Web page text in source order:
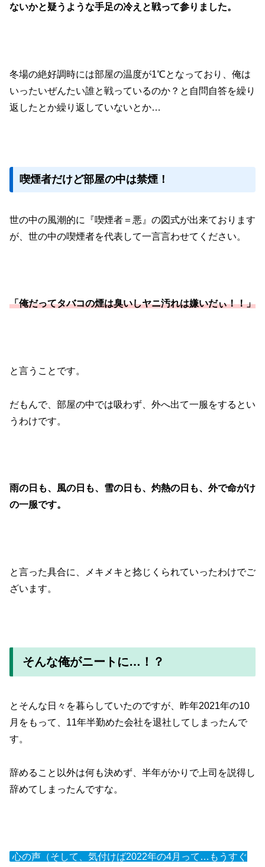
ないかと疑うような手足の冷えと戦って参りました。
冬場の絶好調時には部屋の温度が1℃となっており、俺は
いったいぜんたい誰と戦っているのか？と自問自答を繰り
返したとか繰り返していないとか…
喫煙者だけど部屋の中は禁煙！
世の中の風潮的に『喫煙者＝悪』の図式が出来ております
が、世の中の喫煙者を代表して一言言わせてください。
「俺だってタバコの煙は臭いしヤニ汚れは嫌いだぃ！！」
と言うことです。
だもんで、部屋の中では吸わず、外へ出て一服をするとい
うわけです。
雨の日も、風の日も、雪の日も、灼熱の日も、外で命がけ
の一服です。
と言った具合に、メキメキと捻じくられていったわけでご
ざいます。
そんな俺がニートに…！？
とそんな日々を暮らしていたのですが、昨年2021年の10
月をもって、11年半勤めた会社を退社してしまったんで
す。
辞めること以外は何も決めず、半年がかりで上司を説得し
辞めてしまったんですな。
心の声（そして、気付けば2022年の4月って…もうすぐ